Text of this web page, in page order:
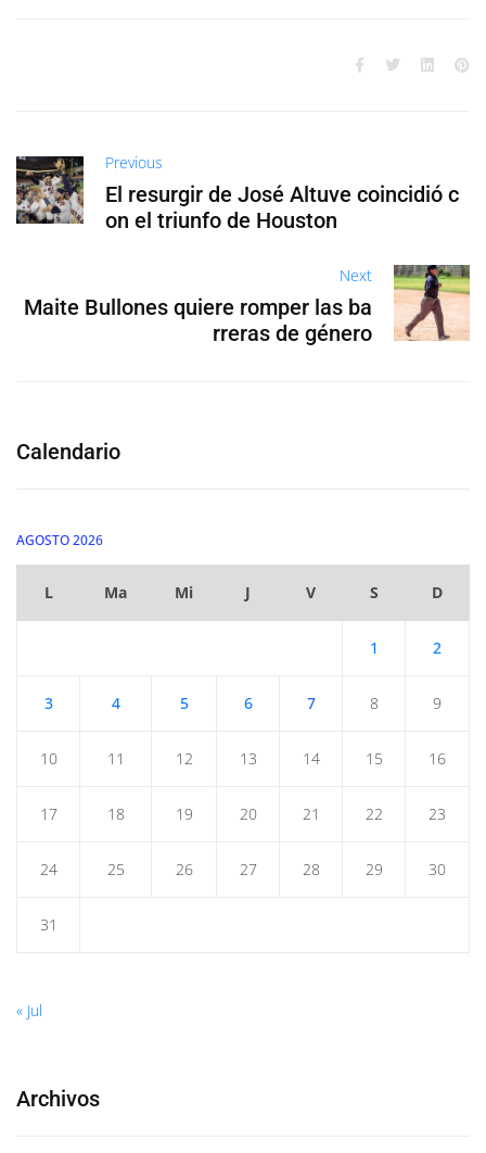
Previous
El resurgir de José Altuve coincidió c
on el triunfo de Houston
Next
Maite Bullones quiere romper las ba
rreras de género
Calendario
AGOSTO 2026
L Ma Mi J V S D
1 2
3 4 5 6 7 8 9
10 11 12 13 14 15 16
17 18 19 20 21 22 23
24 25 26 27 28 29 30
31
« Jul
Archivos